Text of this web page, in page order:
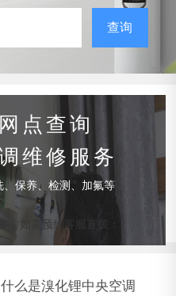
查询
点查询
维修服务
保养、检测、加氟等
，如需预约客服直拨：
么是溴化锂中央空调